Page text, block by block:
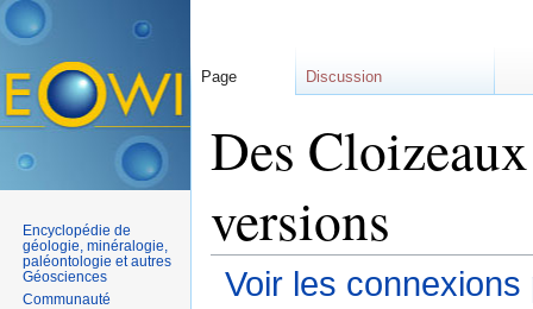
Des
versions
Voir les
Page Discussion
Encyclopédie de
géologie, minéralogie,
paléontologie et autres
Géosciences
Communauté